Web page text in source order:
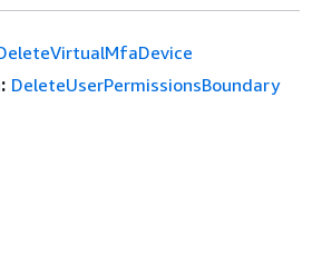
DeleteUserPermissionsBoundary